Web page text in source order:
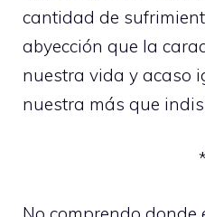
cantidad de
abyección que la
nuestra vida y acaso
nuestra más que
*